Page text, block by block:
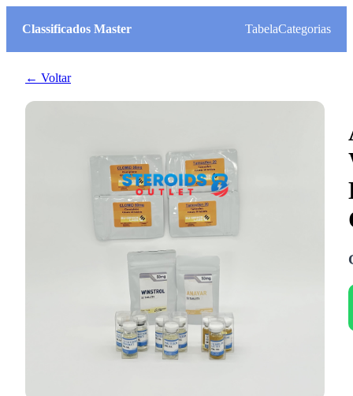
Classificados Master TabelaCategorias
← Voltar